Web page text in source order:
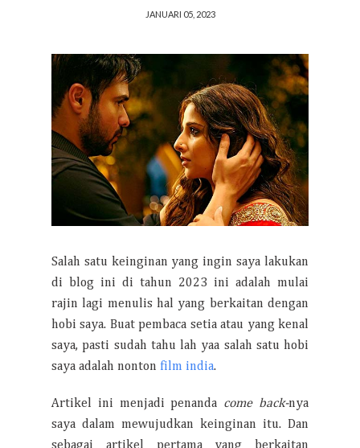
JANUARI 05, 2023
Salah satu keinginan yang ingin saya lakukan
di blog ini di tahun 2023 ini adalah mulai
rajin lagi menulis hal yang berkaitan dengan
hobi saya. Buat pembaca setia atau yang kenal
saya, pasti sudah tahu lah yaa salah satu hobi
saya adalah nonton film india.
Artikel ini menjadi penanda come back-nya
saya dalam mewujudkan keinginan itu. Dan
sebagai artikel pertama yang berkaitan